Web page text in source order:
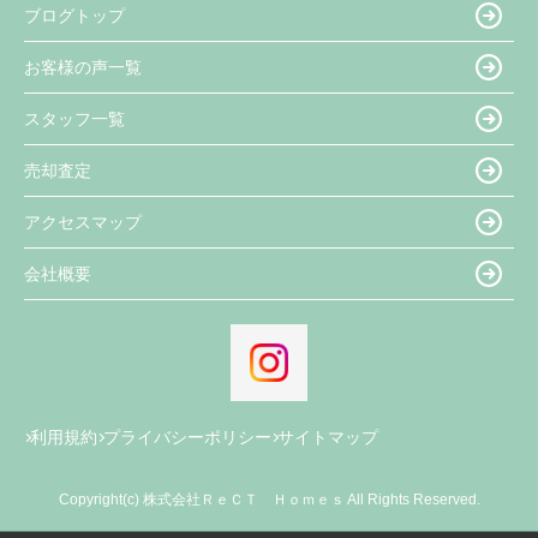
ブログトップ
お客様の声一覧
スタッフ一覧
売却査定
アクセスマップ
会社概要
利用規約 プライバシーポリシー サイトマップ
Copyright(c) 株式会社ＲｅＣＴ Ｈｏｍｅｓ All Rights Reserved.